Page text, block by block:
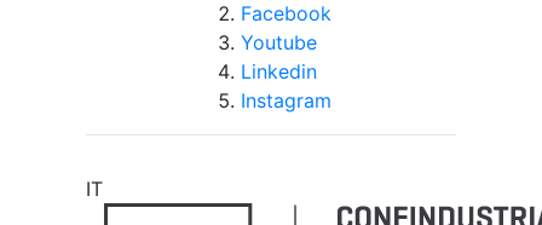
Facebook
Youtube
Linkedin
Instagram
IT